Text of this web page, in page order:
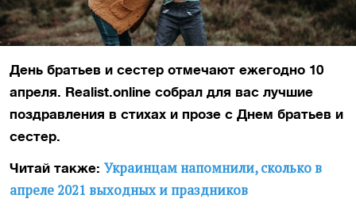
День братьев и сестер отмечают ежегодно 10
апреля. Realist.online собрал для вас лучшие
поздравления в стихах и прозе с Днем братьев и
сестер.
Читай также: Украинцам напомнили, сколько в
апреле 2021 выходных и праздников